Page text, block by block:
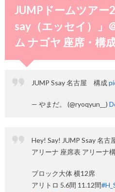
JUMPドームツアー
say（エッセイ）」
ム ナゴヤ 座席・構
JUMP Ssay 名古屋 構成
— やまだ。 (@ryoqyun__)
Hey! Say! JUMP Ssay 名古
アリーナ 座席表 アリーナ
ブロック大体 横12席
アリトロ 5.6間 11.12間